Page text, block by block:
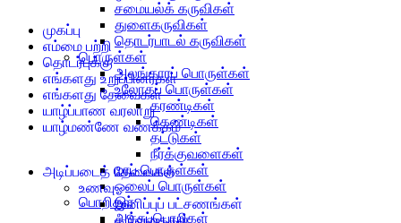
சமையல்க் கருவிகள்
துளைகருவிகள்
தொடர்பாடல் கருவிகள்
பொருள்கள்
அலங்காரப் பொருள்கள்
உலோகப் பொருள்கள்
கரண்டிகள்
கெண்டிகள்
தட்டுகள்
நீர்க்குவளைகள்
மரப் பொருள்கள்
ஓலைப் பொருள்கள்
பொறிகள்
அச்சுப்பொறிகள்
முகப்பு
எம்மை பற்றி
தொடர்புக்கு
எங்களது உறுப்பினர்கள்
எங்களது தேவைகள்
யாழ்ப்பாண வரலாறு
யாழ்மண்ணே வணக்கம்
அடிப்படைத் தேவைகள்
உணவு
இனிப்புப் பட்சணங்கள்
கறிவகைகள்